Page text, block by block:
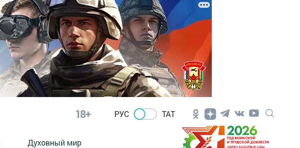
18+ РУС ТАТ
Духовный мир